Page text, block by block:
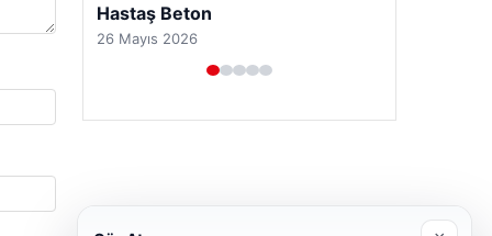
Prenses Night Club
29 Nisan 2026